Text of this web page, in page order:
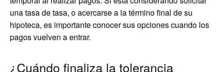
una tasa de tasa, o acercarse a la término final de su
hipoteca, es importante conocer sus opciones cuando los
pagos vuelven a entrar.
¿Cuándo finaliza la tolerancia